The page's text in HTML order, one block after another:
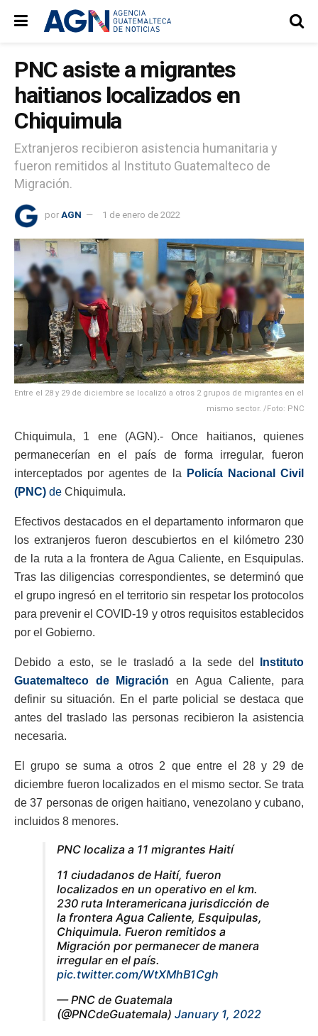
PNC asiste a migrantes
haitianos localizados en
Chiquimula
Extranjeros recibieron asistencia humanitaria y
fueron remitidos al Instituto Guatemalteco de
Migración.
por AGN 1 de enero de 2022
Entre el 28 y 29 de diciembre se localizó a otros 2 grupos de migrantes en el
mismo sector. /Foto: PNC
Chiquimula, 1 ene (AGN).- Once haitianos, quienes
permanecerían en el país de forma irregular, fueron
interceptados por agentes de la Policía Nacional Civil
(PNC) de Chiquimula.
Efectivos destacados en el departamento informaron que
los extranjeros fueron descubiertos en el kilómetro 230
de la ruta a la frontera de Agua Caliente, en Esquipulas.
Tras las diligencias correspondientes, se determinó que
el grupo ingresó en el territorio sin respetar los protocolos
para prevenir el COVID-19 y otros requisitos establecidos
por el Gobierno.
Debido a esto, se le trasladó a la sede del
Instituto
Guatemalteco de Migración
en Agua Caliente, para
definir su situación. En el parte policial se destaca que
antes del traslado las personas recibieron la asistencia
necesaria.
El grupo se suma a otros 2 que entre el 28 y 29 de
diciembre fueron localizados en el mismo sector. Se trata
de 37 personas de origen haitiano, venezolano y cubano,
incluidos 8 menores.
PNC localiza a 11 migrantes Haití
11 ciudadanos de Haití, fueron
localizados en un operativo en el km.
230 ruta Interamericana jurisdicción de
la frontera Agua Caliente, Esquipulas,
Chiquimula. Fueron remitidos a
Migración por permanecer de manera
irregular en el país.
pic.twitter.com/WtXMhB1Cgh
— PNC de Guatemala
(@PNCdeGuatemala) January 1, 2022